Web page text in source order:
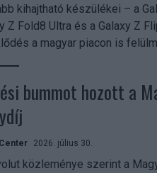
kihajtható készülékei – a
Z Fold8 Ultra és a Galaxy Z
a magyar piacon is
bummot hozott a
2026. július 30.
közleménye szerint a